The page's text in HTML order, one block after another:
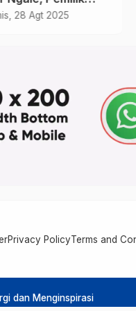
Tewas
28 Agt 2025
Privacy PolicyTerms and
dan Menginspirasi